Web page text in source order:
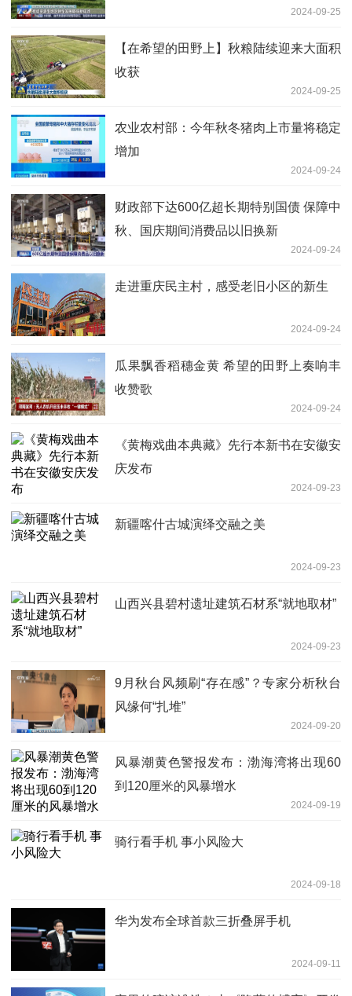
2024-09-25
【在希望的田野上】秋粮陆续迎来大面积
收获
2024-09-25
农业农村部：今年秋冬猪肉上市量将稳定
增加
2024-09-24
财政部下达600亿超长期特别国债 保障中
秋、国庆期间消费品以旧换新
2024-09-24
走进重庆民主村，感受老旧小区的新生
2024-09-24
瓜果飘香稻穗金黄 希望的田野上奏响丰
收赞歌
2024-09-24
《黄梅戏曲本典藏》先行本新书在安徽安
庆发布
2024-09-23
新疆喀什古城演绎交融之美
2024-09-23
山西兴县碧村遗址建筑石材系“就地取材”
2024-09-23
9月秋台风频刷“存在感”？专家分析秋台
风缘何“扎堆”
2024-09-20
风暴潮黄色警报发布：渤海湾将出现60
到120厘米的风暴增水
2024-09-19
骑行看手机 事小风险大
2024-09-18
华为发布全球首款三折叠屏手机
2024-09-11